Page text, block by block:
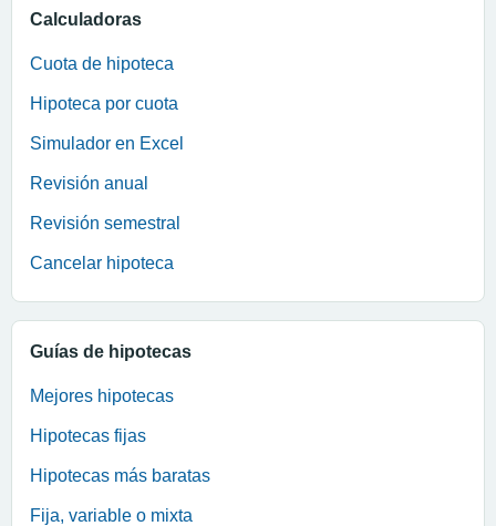
Calculadoras
Cuota de hipoteca
Hipoteca por cuota
Simulador en Excel
Revisión anual
Revisión semestral
Cancelar hipoteca
Guías de hipotecas
Mejores hipotecas
Hipotecas fijas
Hipotecas más baratas
Fija, variable o mixta